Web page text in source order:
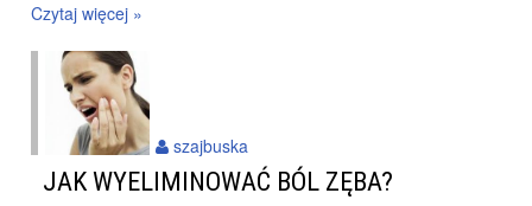
Czytaj więcej »
JAK WYELIMINOWAĆ BÓL ZĘBA?
szajbuska